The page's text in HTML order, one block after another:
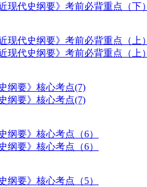
现代史纲要》考前必背重点（下）
现代史纲要》考前必背重点（上）
现代史纲要》考前必背重点（上）
纲要》核心考点(7)
纲要》核心考点(7)
纲要》核心考点（6）
纲要》核心考点（6）
纲要》核心考点（5）